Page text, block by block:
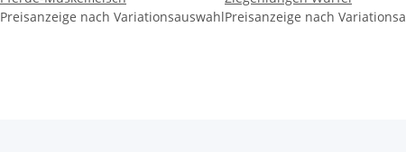
Preisanzeige nach VariationsauswahlPreisanzeige nach